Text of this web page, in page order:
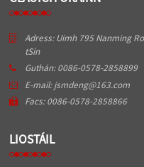
Adress: Uimh 795 Nanming
tSín
Guthán: 0086-0578-2858899
E-mail: jsmdeng@163.com
Facs: 0086-0578-2858866
LIOSTÁIL